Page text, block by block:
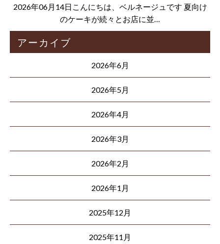
2026年06月14日こんにちは、ベルネージュです 夏向け
のケーキが続々とお店に並…
アーカイブ
2026年6月
2026年5月
2026年4月
2026年3月
2026年2月
2026年1月
2025年12月
2025年11月